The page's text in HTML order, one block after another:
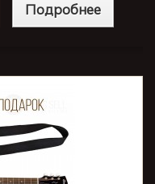
Подробнее